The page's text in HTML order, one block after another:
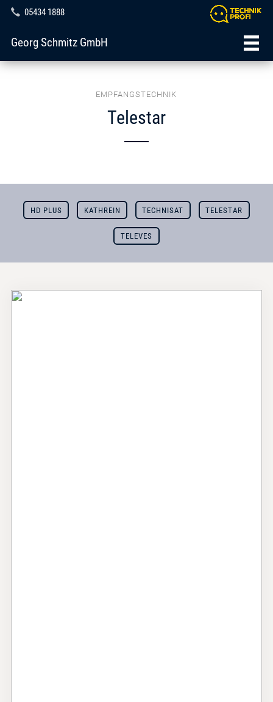
05434 1888
Georg Schmitz GmbH
EMPFANGSTECHNIK
Telestar
HD PLUS KATHREIN TECHNISAT TELESTAR
TELEVES